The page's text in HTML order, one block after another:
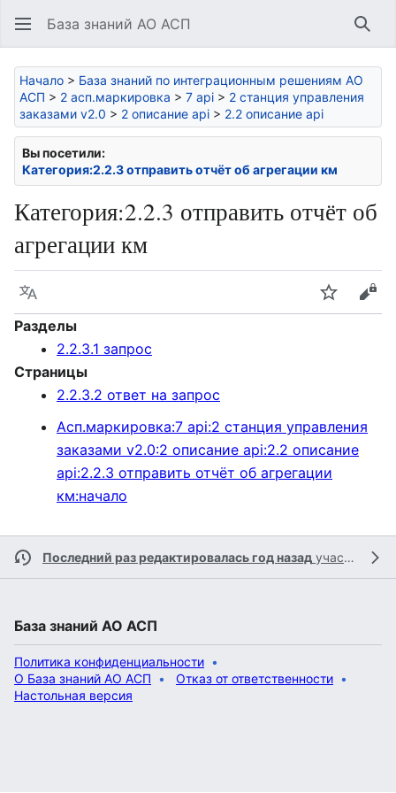
База знаний АО АСП
Начало > База знаний по интеграционным решениям АО
АСП > 2 асп.маркировка > 7 api > 2 станция управления
заказами v2.0 > 2 описание api > 2.2 описание api
Вы посетили:
Категория:2.2.3 отправить отчёт об агрегации км
Категория:2.2.3 отправить отчёт об
агрегации км
Язык Следить
Разделы
2.2.3.1 запрос
Страницы
2.2.3.2 ответ на запрос
Асп.маркировка:7 api:2 станция управления
заказами v2.0:2 описание api:2.2 описание
api:2.2.3 отправить отчёт об агрегации
км:начало
Последний раз редактировалась год назад участником
База знаний АО АСП
Политика конфиденциальности
О База знаний АО АСП
Отказ от ответственности
Настольная версия